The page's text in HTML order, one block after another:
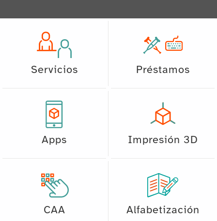
Servicios Préstamos
Apps Impresión 3D
CAA Alfabetización